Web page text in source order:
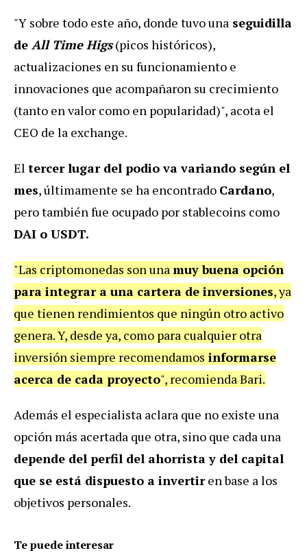
"Y sobre todo este año, donde tuvo una seguidilla
de All Time Higs(picos históricos),
actualizaciones en su funcionamiento e
innovaciones que acompañaron su crecimiento
(tanto en valor como en popularidad)", acota el
CEO de la exchange.
El tercer lugar del podio va variando según el
mes, últimamente se ha encontrado Cardano,
pero también fue ocupado por stablecoins como
DAI o USDT.
"Las criptomonedas son unamuy buena opción
para integrar a una cartera de inversiones, ya
que tienen rendimientos que ningún otro activo
genera. Y, desde ya, como para cualquier otra
inversión siempre recomendamos informarse
acerca de cada proyecto", recomienda Bari.
Además el especialista aclara que no existe una
opción más acertada que otra, sino que cada una
depende del perfil del ahorrista y del capital
que se está dispuesto a invertiren base a los
objetivos personales.
Te puede interesar